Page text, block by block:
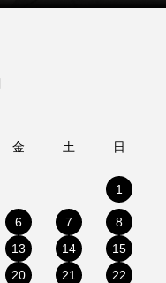
金 土 日
1
6 7
8
13 14
15
20 21
22